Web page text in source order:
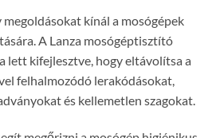
megoldásokat kínál a mosógépek
A Lanza mosógéptisztító
lett kifejlesztve, hogyeltávolítsa a
felhalmozódó lerakódásokat,
és kellemetlen szagokat.